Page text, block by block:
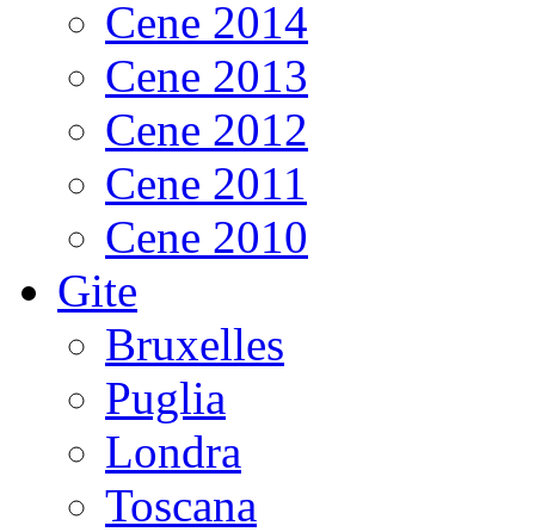
Cene 2014
Cene 2013
Cene 2012
Cene 2011
Cene 2010
Gite
Bruxelles
Puglia
Londra
Toscana